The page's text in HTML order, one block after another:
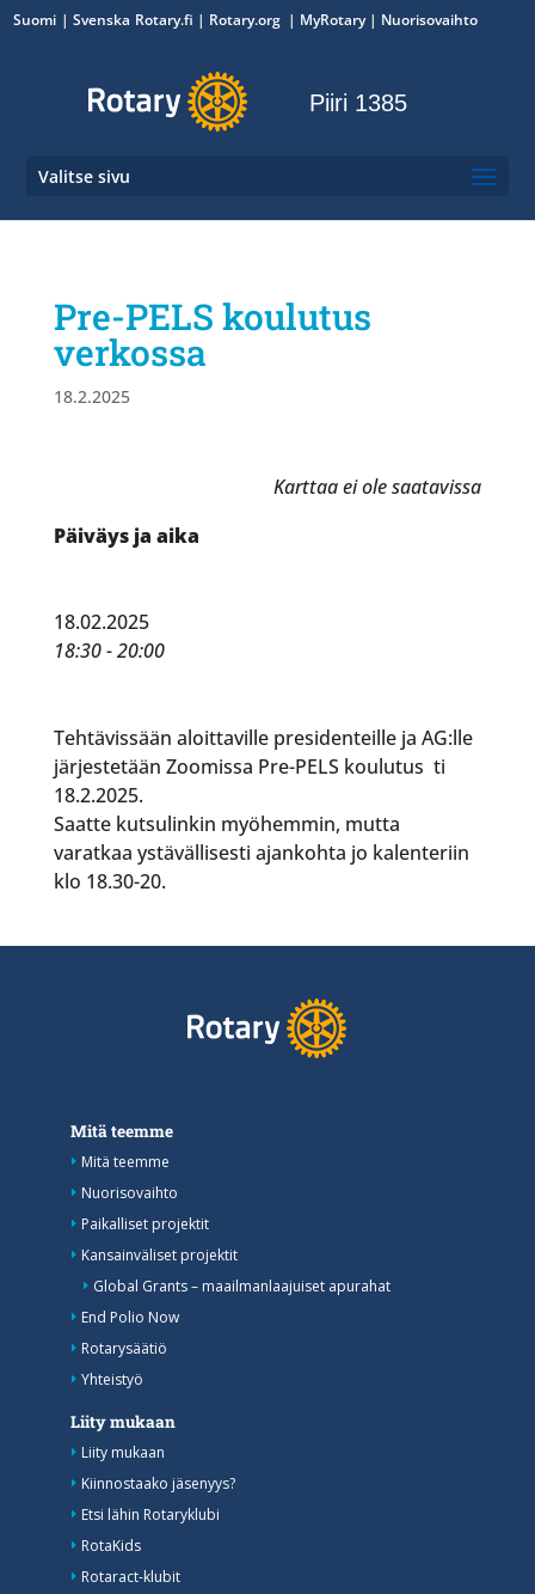
Suomi Svenska Rotary.fi | Rotary.org | MyRotary| Nuorisovaihto
Piiri 1385
Valitse sivu
Pre-PELS koulutus
verkossa
18.2.2025
Karttaa ei ole saatavissa
Päiväys ja aika
18.02.2025
18:30 - 20:00
Tehtävissään aloittaville presidenteille ja AG:lle
järjestetään Zoomissa Pre-PELS koulutus ti
18.2.2025.
Saatte kutsulinkin myöhemmin, mutta
varatkaa ystävällisesti ajankohta jo kalenteriin
klo 18.30-20.
Mitä teemme
Mitä teemme
Nuorisovaihto
Paikalliset projektit
Kansainväliset projektit
Global Grants – maailmanlaajuiset apurahat
End Polio Now
Rotarysäätiö
Yhteistyö
Liity mukaan
Liity mukaan
Kiinnostaako jäsenyys?
Etsi lähin Rotaryklubi
RotaKids
Rotaract-klubit